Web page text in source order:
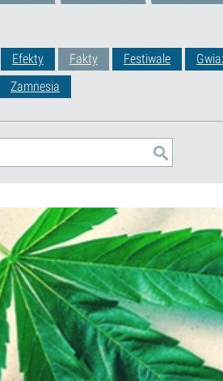
Efekty Fakty Festiwale
Zamnesia